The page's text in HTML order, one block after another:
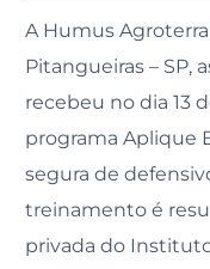
A Humus
Pitangueiras – SP,
recebeu no dia 13
programa Aplique
segura de
treinamento é
privada do